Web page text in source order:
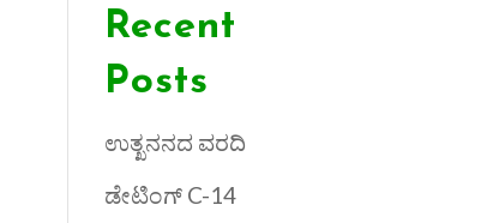
Recent
Posts
ಉತ್ಖನನದ ವರದಿ
ಡೇಟಿಂಗ್ C-14